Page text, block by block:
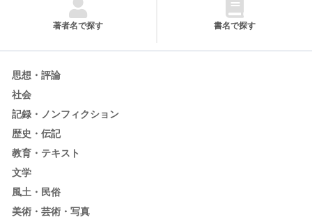
著者名で探す 書名で探す
思想・評論
社会
記録・ノンフィクション
歴史・伝記
教育・テキスト
文学
風土・民俗
美術・芸術・写真